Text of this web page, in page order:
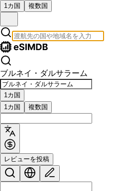
1カ国 複数国
ブルネイ・ダルサラーム
1カ国
1カ国
複数国
レビューを投稿